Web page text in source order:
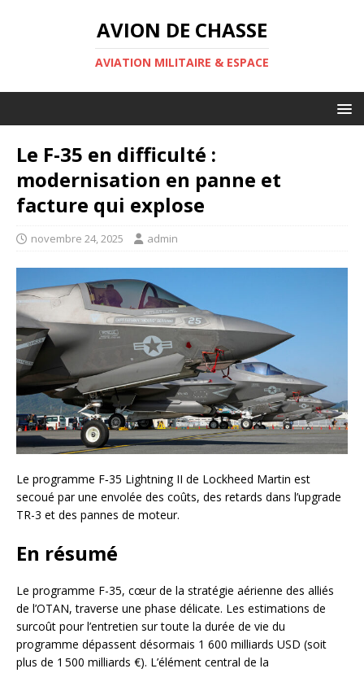
AVION DE CHASSE
AVIATION MILITAIRE & ESPACE
Le F-35 en difficulté :
modernisation en panne et
facture qui explose
novembre 24, 2025 admin
Le programme F‑35 Lightning II de Lockheed Martin est
secoué par une envolée des coûts, des retards dans l’upgrade
TR-3 et des pannes de moteur.
En résumé
Le programme F-35, cœur de la stratégie aérienne des alliés
de l’OTAN, traverse une phase délicate. Les estimations de
surcoût pour l’entretien sur toute la durée de vie du
programme dépassent désormais 1 600 milliards USD (soit
plus de 1 500 milliards €). L’élément central de la